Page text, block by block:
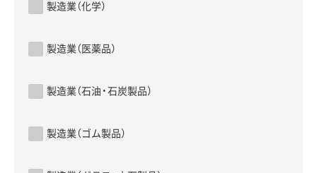
製造業（化学）
製造業（医薬品）
製造業（石油・石炭製品）
製造業（ゴム製品）